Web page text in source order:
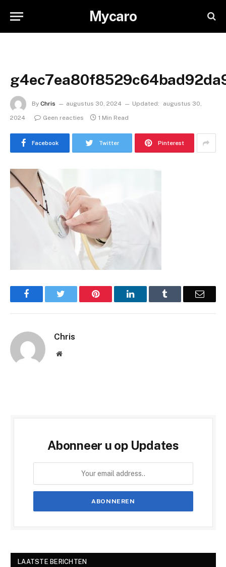
Mycaro
By Chris augustus 30, 2024 Updated:
augustus 30,
2024
Geen reacties 1 Min Read
Facebook Twitter Pinterest
Facebook Pinterest LinkedIn Email
Chris
Website
Abonneer u op Updates
LAATSTE BERICHTEN